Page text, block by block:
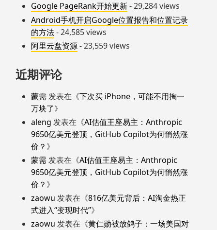
Google PageRank开始更新- 29,284 views
Android手机开启Google位置报告和位置记录
的方法- 24,585 views
阿里云盘资源- 23,559 views
近期评论
蒙需 发表在《下次买 iPhone，可能不用掏一
万块了》
aleng 发表在《AI估值王座易主：Anthropic
9650亿美元登顶，GitHub Copilot为何悄然涨
价？ 》
蒙需 发表在《AI估值王座易主：Anthropic
9650亿美元登顶，GitHub Copilot为何悄然涨
价？ 》
zaowu 发表在《816亿美元背后：AI淘金热正
式进入“变现时代”》
zaowu 发表在《黄仁勋被放鸽子：一场美国对